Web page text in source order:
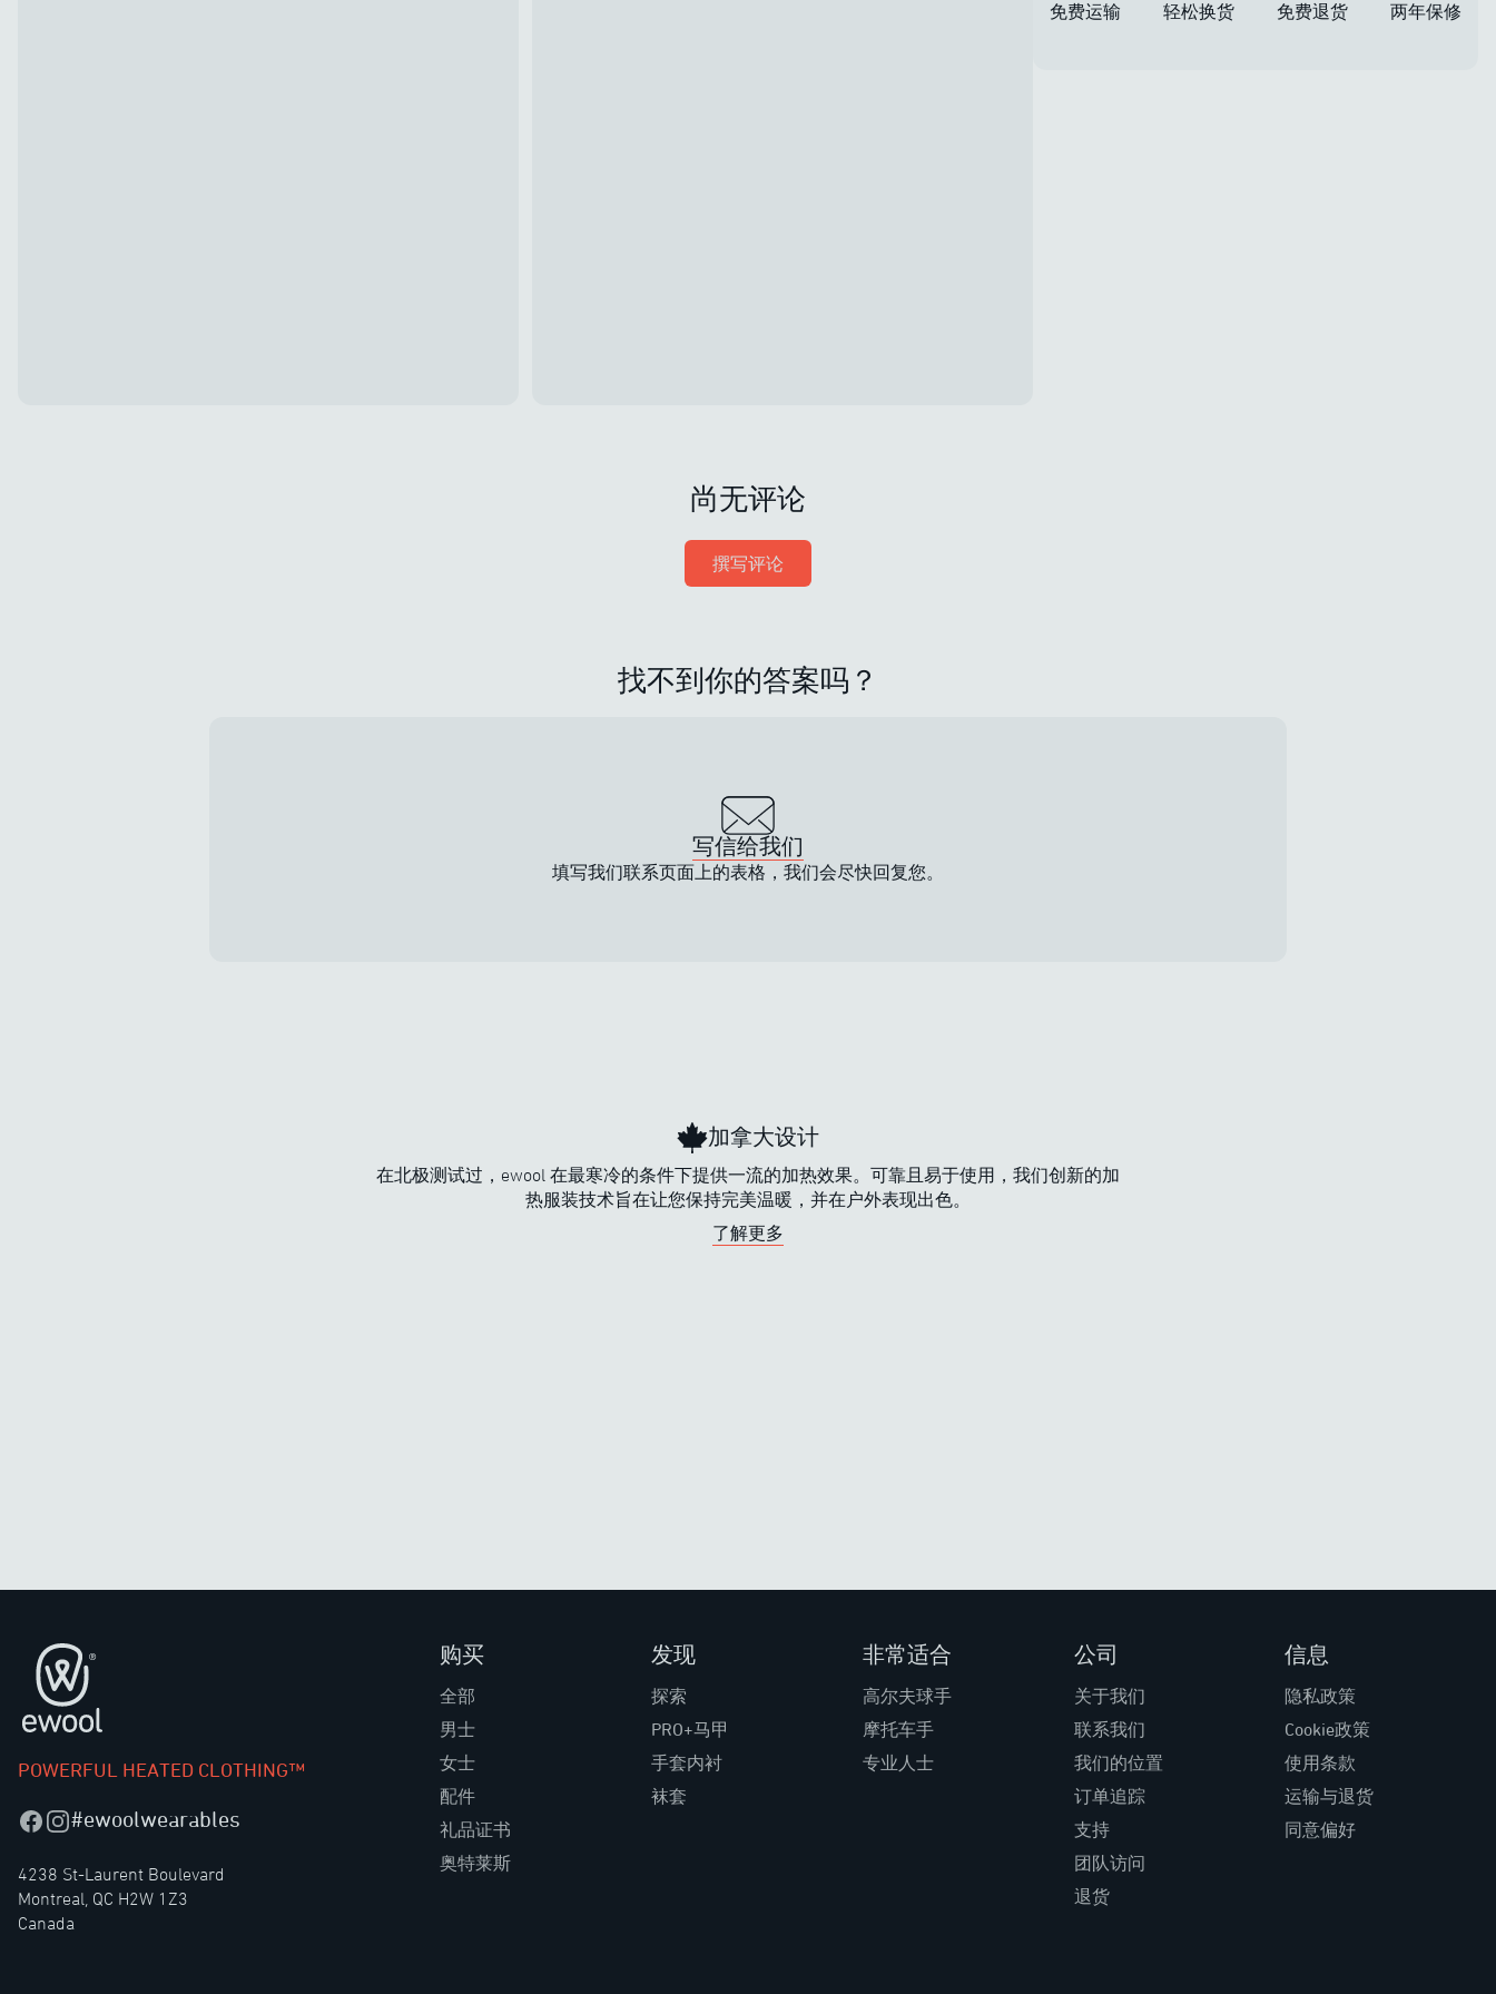
免费运输 轻松换货 免费退货 两年保修
尚无评论
撰写评论
找不到你的答案吗？
写信给我们
填写我们联系页面上的表格，我们会尽快回复您。
加拿大设计
在北极测试过，ewool 在最寒冷的条件下提供一流的加热效果。可靠且易于使用，我们创新的加
热服装技术旨在让您保持完美温暖，并在户外表现出色。
了解更多
页脚
POWERFUL HEATED CLOTHING™
Facebook
Instagram
#ewoolwearables
4238 St-Laurent Boulevard
Montreal, QC H2W 1Z3
Canada
购买
全部
男士
女士
配件
礼品证书
奥特莱斯
发现
探索
PRO+马甲
手套内衬
袜套
非常适合
高尔夫球手
摩托车手
专业人士
公司
关于我们
联系我们
我们的位置
订单追踪
支持
团队访问
退货
信息
隐私政策
Cookie政策
使用条款
运输与退货
同意偏好